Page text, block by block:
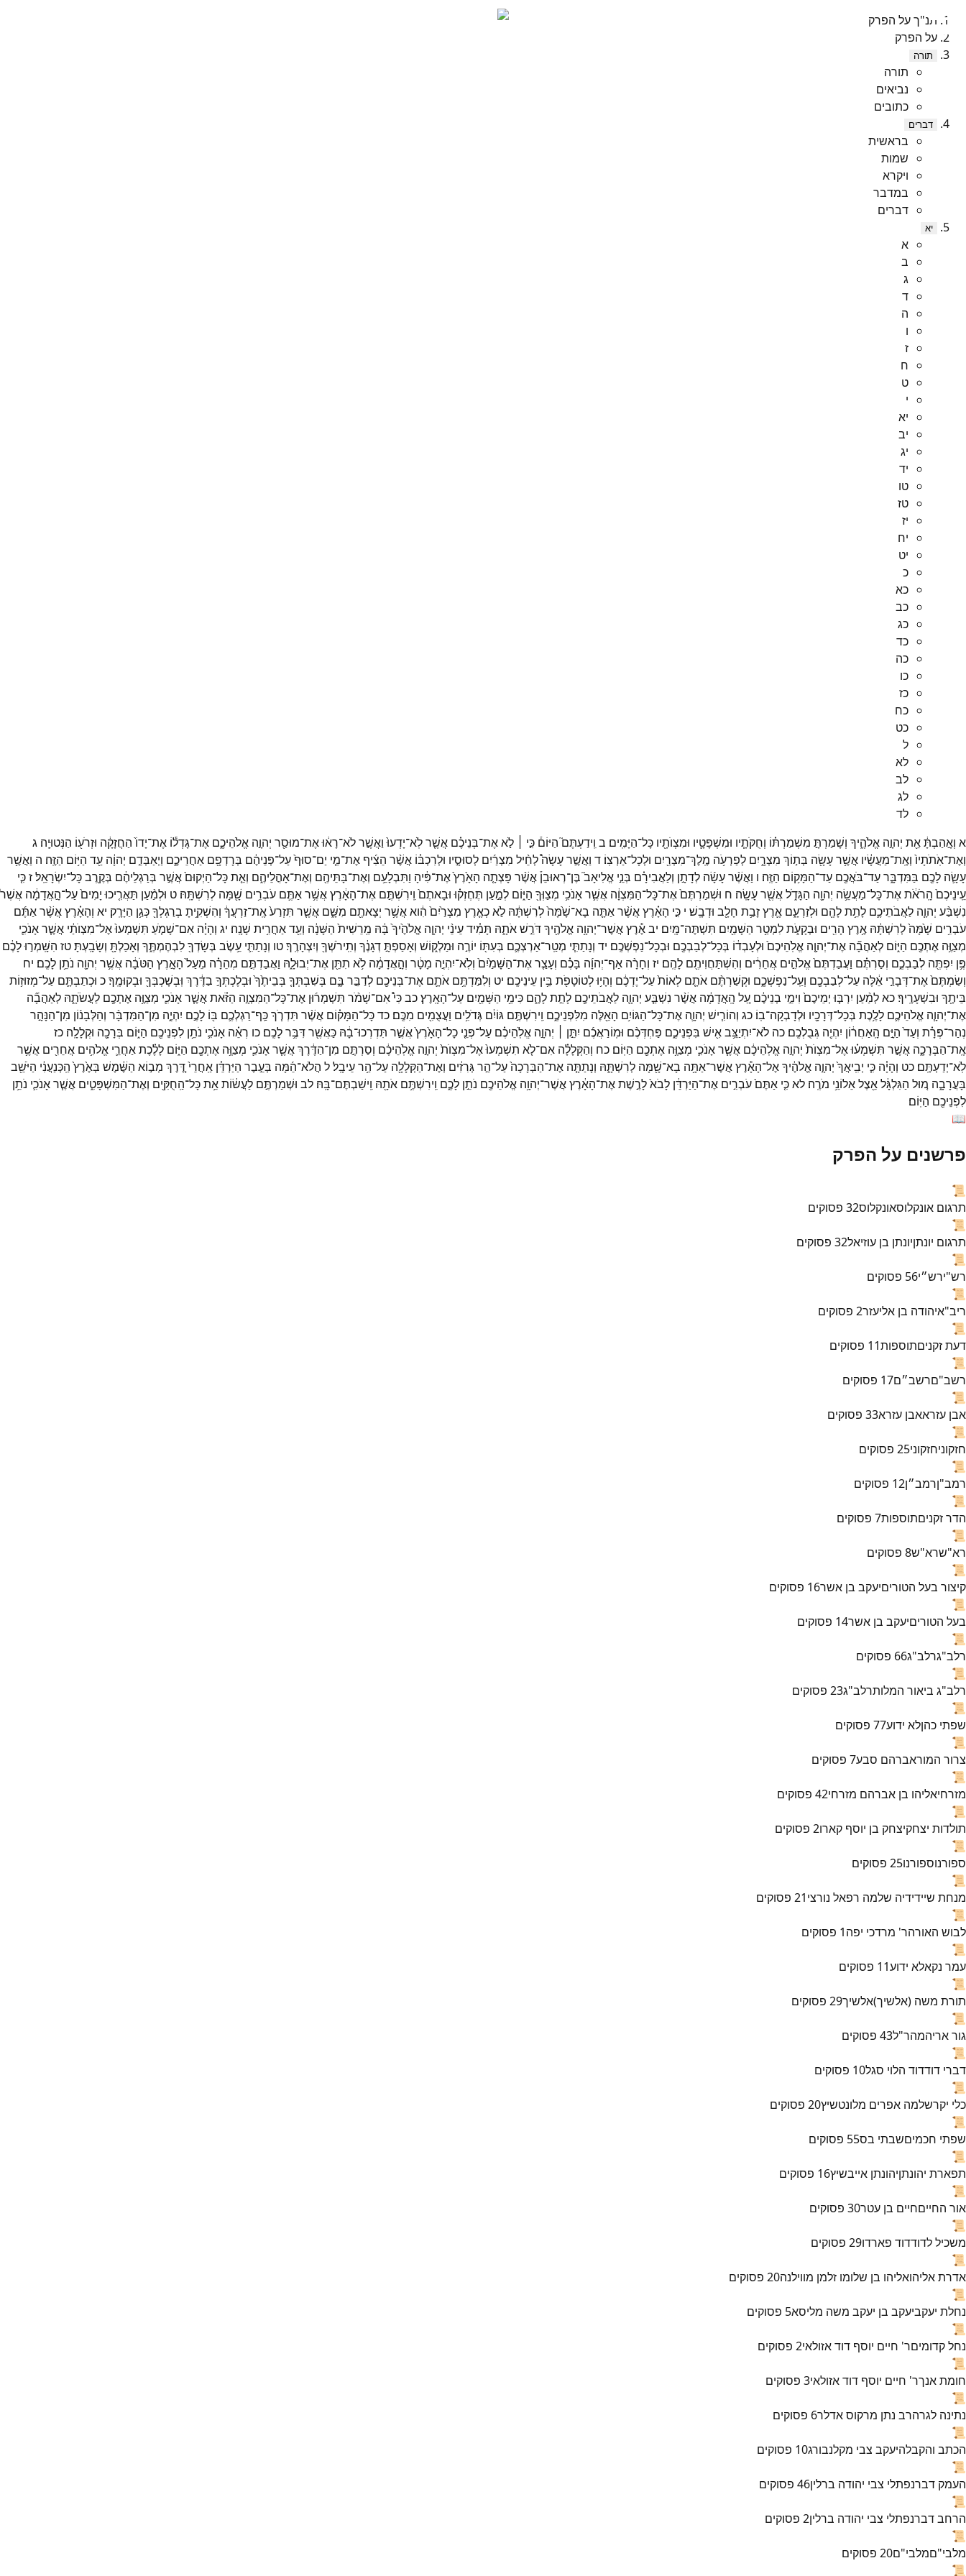
תנ"ך על הפרק
על הפרק
תורה
תורה
נביאים
כתובים
דברים
בראשית
שמות
ויקרא
במדבר
דברים
יא
א
ב
ג
ד
ה
ו
ז
ח
ט
י
יא
יב
יג
יד
טו
טז
יז
יח
יט
כ
כא
כב
כג
כד
כה
כו
כז
כח
כט
ל
לא
לב
לג
לד
א וְאָ֣הַבְתָּ֔אֵ֖ת יְהוָ֣ה אֱלֹהֶ֑יךָ וְשָׁמַרְתָּ֣ מִשְׁמַרְתּ֗וֹ וְחֻקֹּתָ֧יו וּמִשְׁפָּטָ֛יו וּמִצְוֺתָ֖יו כָּל־הַיָּמִֽים׃ ב וִֽידַעְתֶּם֮ הַיּוֹם֒ כִּ֣י ׀ לֹ֣אאֶת־בְּנֵיכֶ֗ם אֲשֶׁ֤רלֹֽא־יָדְעוּ֙ וַאֲשֶׁ֣רלֹא־רָא֔וּאֶת־מוּסַ֖ר יְהוָ֣ה אֱלֹהֵיכֶ֑ם אֶת־גָּדְל֕וֹ אֶת־יָדוֹ֙ הַחֲזָקָ֔ה וּזְרֹע֖וֹ הַנְּטוּיָֽה׃ ג
וְאֶת־אֹֽתֹתָיו֙ וְאֶֽת־מַעֲשָׂ֔יו אֲשֶׁ֥רעָשָׂ֖ה בְּת֣וֹךְ מִצְרָ֑יִם לְפַרְעֹ֥ה מֶֽלֶךְ־מִצְרַ֖יִם וּלְכָל־אַרְצֽוֹ׃ ד וַאֲשֶׁ֣רעָשָׂה֩לְחֵ֨יל מִצְרַ֜יִם לְסוּסָ֣יו וּלְרִכְבּ֗וֹ אֲשֶׁ֨ר הֵצִ֜יף אֶת־מֵ֤י יַם־סוּף֙עַל־פְּנֵיהֶ֔ם בְּרָדְפָ֖ם אַחֲרֵיכֶ֑ם וַיְאַבְּדֵ֣ם יְהוָ֔ה עַ֖ד הַיּ֥וֹם הַזֶּֽה׃ ה וַאֲשֶׁ֥ר
עָשָׂ֛ה לָכֶ֖ם בַּמִּדְבָּ֑רעַד־בֹּאֲכֶ֖ם עַד־הַמָּק֥וֹם הַזֶּֽה׃ ו וַאֲשֶׁ֨רעָשָׂ֜ה לְדָתָ֣ן וְלַאֲבִירָ֗ם בְּנֵ֣י אֱלִיאָב֮ בֶּן־רְאוּבֵן֒אֲשֶׁ֨ר פָּצְתָ֤ה הָאָ֙רֶץ֙אֶת־פִּ֔יהָ וַתִּבְלָעֵ֥ם וְאֶת־בָּתֵּיהֶ֖ם וְאֶת־אָהֳלֵיהֶ֑ם וְאֵ֤תכָּל־הַיְקוּם֙אֲשֶׁ֣ר בְּרַגְלֵיהֶ֔ם בְּקֶ֖רֶבכָּל־יִשְׂרָאֵֽל׃זכִּ֤י
עֵֽינֵיכֶם֙ הָֽרֹאֹ֔תאֶת־כָּל־מַעֲשֵׂ֥ה יְהוָ֖ה הַגָּדֹ֑לאֲשֶׁ֖רעָשָֽׂה׃ ח וּשְׁמַרְתֶּם֙אֶת־כָּל־הַמִּצְוָ֔ה אֲשֶׁ֛ראָנֹכִ֥י מְצַוְּךָ֖ הַיּ֑וֹם לְמַ֣עַן תֶּחֶזְק֗וּ וּבָאתֶם֙ וִֽירִשְׁתֶּ֣ם אֶת־הָאָ֔רֶץאֲשֶׁ֥ראַתֶּ֛ם עֹבְרִ֥ים שָׁ֖מָּה לְרִשְׁתָּֽהּ׃ ט וּלְמַ֨עַן תַּאֲרִ֤יכוּ יָמִים֙עַל־הָ֣אֲדָמָ֔ה אֲשֶׁר֩
נִשְׁבַּ֨ע יְהוָ֧ה לַאֲבֹתֵיכֶ֛ם לָתֵ֥תלָהֶ֖ם וּלְזַרְעָ֑ם אֶ֛רֶץזָבַ֥ת חָלָ֖ב וּדְבָֽשׁ׃ י כִּ֣י הָאָ֗רֶץאֲשֶׁ֨ראַתָּ֤ה בָא־שָׁ֙מָּה֙לְרִשְׁתָּ֔הּ לֹ֣אכְאֶ֤רֶץ מִצְרַ֙יִם֙ הִ֔ואאֲשֶׁ֥ר יְצָאתֶ֖ם מִשָּׁ֑ם אֲשֶׁ֤ר תִּזְרַע֙אֶֽת־זַרְעֲךָ֔ וְהִשְׁקִ֥יתָ בְרַגְלְךָ֖כְּגַ֥ן הַיָּרָֽק׃ יא וְהָאָ֗רֶץאֲשֶׁ֨ראַתֶּ֜ם
עֹבְרִ֥ים שָׁ֙מָּה֙לְרִשְׁתָּ֔הּ אֶ֥רֶץ הָרִ֖ים וּבְקָעֹ֑תלִמְטַ֥ר הַשָּׁמַ֖יִם תִּשְׁתֶּה־מָּֽיִם׃ יבאֶ֕רֶץאֲשֶׁר־יְהוָ֥ה אֱלֹהֶ֖יךָדֹּרֵ֣שׁאֹתָ֑הּ תָּמִ֗ידעֵינֵ֨י יְהוָ֤ה אֱלֹהֶ֙יךָ֙ בָּ֔הּ מֵֽרֵשִׁית֙ הַשָּׁנָ֔ה וְעַ֖דאַחֲרִ֥ית שָׁנָֽה׃ יג וְהָיָ֗ה אִם־שָׁמֹ֤עַ תִּשְׁמְעוּ֙אֶל־מִצְוֺתַ֔י אֲשֶׁ֧ראָנֹכִ֛י
מְצַוֶּ֥ה אֶתְכֶ֖ם הַיּ֑וֹם לְאַהֲבָ֞ה אֶת־יְהוָ֤ה אֱלֹֽהֵיכֶם֙ וּלְעָבְד֔וֹ בְּכָל־לְבַבְכֶ֖ם וּבְכָל־נַפְשְׁכֶֽם׃ יד וְנָתַתִּ֧י מְטַֽר־אַרְצְכֶ֛ם בְּעִתּ֖וֹ יוֹרֶ֣ה וּמַלְק֑וֹשׁ וְאָסַפְתָּ֣דְגָנֶ֔ךָ וְתִֽירֹשְׁךָ֖ וְיִצְהָרֶֽךָ׃טו וְנָתַתִּ֛י עֵ֥שֶׂב בְּשָׂדְךָ֖לִבְהֶמְתֶּ֑ךָ וְאָכַלְתָּ֖ וְשָׂבָֽעְתָּ׃טז הִשָּֽׁמְר֣וּלָכֶ֔ם
פֶּ֥ן יִפְתֶּ֖ה לְבַבְכֶ֑ם וְסַרְתֶּ֗ם וַעֲבַדְתֶּם֙אֱלֹהִ֣ים אֲחֵרִ֔ים וְהִשְׁתַּחֲוִיתֶ֖ם לָהֶֽם׃ יז וְחָרָ֨ה אַף־יְהוָ֜ה בָּכֶ֗ם וְעָצַ֤ראֶת־הַשָּׁמַ֙יִם֙ וְלֹֽא־יִהְיֶ֣ה מָטָ֔ר וְהָ֣אֲדָמָ֔ה לֹ֥א תִתֵּ֖ן אֶת־יְבוּלָ֑הּ וַאֲבַדְתֶּ֣ם מְהֵרָ֗ה מֵעַל֙ הָאָ֣רֶץ הַטֹּבָ֔ה אֲשֶׁ֥ר יְהוָ֖ה נֹתֵ֥ן לָכֶֽם׃ יח
וְשַׂמְתֶּם֙אֶת־דְּבָרַ֣י אֵ֔לֶּה עַל־לְבַבְכֶ֖ם וְעַֽל־נַפְשְׁכֶ֑ם וּקְשַׁרְתֶּ֨ם אֹתָ֤ם לְאוֹת֙עַל־יֶדְכֶ֔ם וְהָי֥וּלְטוֹטָפֹ֖ת בֵּ֥ין עֵינֵיכֶֽם׃ יט וְלִמַּדְתֶּ֥ם אֹתָ֛ם אֶת־בְּנֵיכֶ֖ם לְדַבֵּ֣ר בָּ֑ם בְּשִׁבְתְּךָ֤ בְּבֵיתֶ֙ךָ֙ וּבְלֶכְתְּךָ֣ בַדֶּ֔רֶךְ וּֽבְשָׁכְבְּךָ֖ וּבְקוּמֶֽךָ׃כ וּכְתַבְתָּ֛ם עַל־מְזוּז֥וֹת
בֵּיתֶ֖ךָ וּבִשְׁעָרֶֽיךָ׃כאלְמַ֨עַן יִרְבּ֤וּ יְמֵיכֶם֙ וִימֵ֣י בְנֵיכֶ֔ם עַ֚ל הָֽאֲדָמָ֔ה אֲשֶׁ֨ר נִשְׁבַּ֧ע יְהוָ֛ה לַאֲבֹתֵיכֶ֖ם לָתֵ֣תלָהֶ֑ם כִּימֵ֥י הַשָּׁמַ֖יִם עַל־הָאָֽרֶץ׃כבכִּי֩אִם־שָׁמֹ֨ר תִּשְׁמְר֜וּן אֶת־כָּל־הַמִּצְוָ֣ה הַזֹּ֗אתאֲשֶׁ֧ראָנֹכִ֛י מְצַוֶּ֥ה אֶתְכֶ֖ם לַעֲשֹׂתָ֑הּ לְאַהֲבָ֞ה
אֶת־יְהוָ֧ה אֱלֹהֵיכֶ֛ם לָלֶ֥כֶת בְּכָל־דְּרָכָ֖יו וּלְדָבְקָה־בֽוֹ׃ כג וְהוֹרִ֧ישׁ יְהוָ֛ה אֶת־כָּל־הַגּוֹיִ֥ם הָאֵ֖לֶּה מִלִּפְנֵיכֶ֑ם וִֽירִשְׁתֶּ֣ם גּוֹיִ֔ם גְּדֹלִ֥ים וַעֲצֻמִ֖ים מִכֶּֽם׃ כדכָּל־הַמָּק֗וֹם אֲשֶׁ֨ר תִּדְרֹ֧ךְכַּֽף־רַגְלְכֶ֛ם בּ֖וֹ לָכֶ֣ם יִהְיֶ֑ה מִן־הַמִּדְבָּ֨ר וְהַלְּבָנ֜וֹן מִן־הַנָּהָ֣ר
נְהַר־פְּרָ֗ת וְעַד֙ הַיָּ֣ם הָֽאַחֲר֔וֹן יִהְיֶ֖ה גְּבֻלְכֶֽם׃ כה לֹא־יִתְיַצֵּ֥באִ֖ישׁ בִּפְנֵיכֶ֑ם פַּחְדְּכֶ֨ם וּמֽוֹרַאֲכֶ֜ם יִתֵּ֣ן ׀ יְהוָ֣ה אֱלֹֽהֵיכֶ֗ם עַל־פְּנֵ֤י כָל־הָאָ֙רֶץ֙אֲשֶׁ֣ר תִּדְרְכוּ־בָ֔הּ כַּאֲשֶׁ֖רדִּבֶּ֥רלָכֶֽם׃ כו רְאֵ֗ה אָנֹכִ֛י נֹתֵ֥ן לִפְנֵיכֶ֖ם הַיּ֑וֹם בְּרָכָ֖ה וּקְלָלָֽה׃ כז
אֶֽת־הַבְּרָכָ֑ה אֲשֶׁ֣ר תִּשְׁמְע֗וּאֶל־מִצְוֺת֙ יְהוָ֣ה אֱלֹֽהֵיכֶ֔ם אֲשֶׁ֧ראָנֹכִ֛י מְצַוֶּ֥ה אֶתְכֶ֖ם הַיּֽוֹם׃ כח וְהַקְּלָלָ֗ה אִם־לֹ֤א תִשְׁמְעוּ֙אֶל־מִצְוֺת֙ יְהוָ֣ה אֱלֹֽהֵיכֶ֔ם וְסַרְתֶּ֣ם מִן־הַדֶּ֔רֶךְאֲשֶׁ֧ראָנֹכִ֛י מְצַוֶּ֥ה אֶתְכֶ֖ם הַיּ֑וֹם לָלֶ֗כֶתאַחֲרֵ֛י אֱלֹהִ֥ים אֲחֵרִ֖ים אֲשֶׁ֥ר
לֹֽא־יְדַעְתֶּֽם׃ כט וְהָיָ֗ה כִּ֤י יְבִֽיאֲךָ֙ יְהוָ֣ה אֱלֹהֶ֔יךָאֶל־הָאָ֕רֶץאֲשֶׁר־אַתָּ֥ה בָא־שָׁ֖מָּה לְרִשְׁתָּ֑הּ וְנָתַתָּ֤ה אֶת־הַבְּרָכָה֙עַל־הַ֣רגְּרִזִ֔ים וְאֶת־הַקְּלָלָ֖ה עַל־הַ֥רעֵיבָֽל׃ל הֲלֹא־הֵ֜מָּה בְּעֵ֣בֶר הַיַּרְדֵּ֗ן אַֽחֲרֵי֙דֶּ֚רֶךְ מְב֣וֹא הַשֶּׁ֔מֶשׁ בְּאֶ֙רֶץ֙ הַֽכְּנַעֲנִ֔י הַיֹּשֵׁ֖ב
בָּעֲרָבָ֑ה מ֚וּל הַגִּלְגָּ֔לאֵ֖צֶלאֵלוֹנֵ֥י מֹרֶֽה׃ לאכִּ֤י אַתֶּם֙עֹבְרִ֣ים אֶת־הַיַּרְדֵּ֔ן לָבֹא֙לָרֶ֣שֶׁתאֶת־הָאָ֔רֶץאֲשֶׁר־יְהוָ֥ה אֱלֹהֵיכֶ֖ם נֹתֵ֣ן לָכֶ֑ם וִֽירִשְׁתֶּ֥ם אֹתָ֖הּ וִֽישַׁבְתֶּם־בָּֽהּ׃ לב וּשְׁמַרְתֶּ֣ם לַעֲשׂ֔וֹתאֵ֥תכָּל־הַֽחֻקִּ֖ים וְאֶת־הַמִּשְׁפָּטִ֑ים אֲשֶׁ֧ראָנֹכִ֛י נֹתֵ֥ן
לִפְנֵיכֶ֖ם הַיּֽוֹם׃
📖
פרשנים על הפרק
📜
תרגום אונקלוסאונקלוס32 פסוקים
📜
תרגום יונתןיונתן בן עוזיאל32 פסוקים
📜
רש"ירש״י56 פסוקים
📜
ריב"איהודה בן אליעזר2 פסוקים
📜
דעת זקניםתוספות11 פסוקים
📜
רשב"םרשב״ם17 פסוקים
📜
אבן עזראאבן עזרא33 פסוקים
📜
חזקוניחזקוני25 פסוקים
📜
רמב"ןרמב״ן12 פסוקים
📜
הדר זקניםתוספות7 פסוקים
📜
רא"שרא"ש8 פסוקים
📜
קיצור בעל הטוריםיעקב בן אשר16 פסוקים
📜
בעל הטוריםיעקב בן אשר14 פסוקים
📜
רלב"גרלב"ג66 פסוקים
📜
רלב"ג ביאור המלותרלב"ג23 פסוקים
📜
שפתי כהןלא ידוע77 פסוקים
📜
צרור המוראברהם סבע7 פסוקים
📜
מזרחיאליהו בן אברהם מזרחי42 פסוקים
📜
תולדות יצחקיצחק בן יוסף קארו2 פסוקים
📜
ספורנוספורנו25 פסוקים
📜
מנחת שיידידיה שלמה רפאל נורצי21 פסוקים
📜
לבוש האורהר' מרדכי יפה1 פסוקים
📜
עמר נקאלא ידוע11 פסוקים
📜
תורת משה (אלשיך)אלשיך29 פסוקים
📜
גור אריהמהר"ל43 פסוקים
📜
דברי דודדוד הלוי סגל10 פסוקים
📜
כלי יקרשלמה אפרים מלונטשיץ20 פסוקים
📜
שפתי חכמיםשבתי בס55 פסוקים
📜
תפארת יהונתןיהונתן אייבשיץ16 פסוקים
📜
אור החייםחיים בן עטר30 פסוקים
📜
משכיל לדודדוד פארדו29 פסוקים
📜
אדרת אליהואליהו בן שלומו זלמן מווילנה20 פסוקים
📜
נחלת יעקביעקב בן יעקב משה מליסא5 פסוקים
📜
נחל קדומיםר' חיים יוסף דוד אזולאי2 פסוקים
📜
חומת אנךר' חיים יוסף דוד אזולאי3 פסוקים
📜
נתינה לגרהרב נתן מרקוס אדלר6 פסוקים
📜
הכתב והקבלהיעקב צבי מקלנבורג10 פסוקים
📜
העמק דברנפתלי צבי יהודה ברלין46 פסוקים
📜
הרחב דברנפתלי צבי יהודה ברלין2 פסוקים
📜
מלבי"םמלבי"ם20 פסוקים
📜